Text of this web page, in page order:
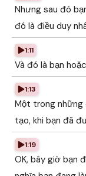
Nhưng sau đó
đó là điều duy
1:11
Và đó là bạn
1:13
Một trong những
tạo, khi bạn đã
1:19
OK, bây giờ bạn